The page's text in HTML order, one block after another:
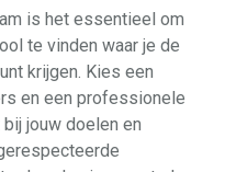
is het essentieel om
te vinden waar je de
krijgen. Kies een
en een professionele
jouw doelen en